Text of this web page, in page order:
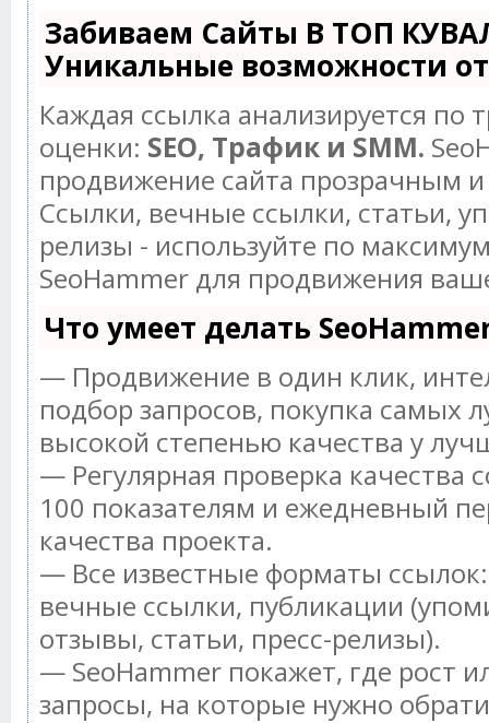
Забиваем Сайты В ТОП
Уникальные возможности
Каждая ссылка анализируется по
оценки: SEO, Трафик и SMM.
продвижение сайта прозрачным
Ссылки, вечные ссылки, статьи,
релизы - используйте по
SeoHammer для продвижения
Что умеет делать
— Продвижение в один клик,
подбор запросов, покупка самых
высокой степенью качества у
— Регулярная проверка качества
100 показателям и ежедневный
качества проекта.
— Все известные форматы
вечные ссылки, публикации
отзывы, статьи, пресс-релизы).
— SeoHammer покажет, где рост
запросы, на которые нужно